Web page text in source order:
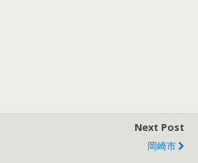
Next Post
岡崎市